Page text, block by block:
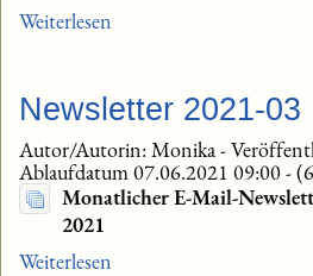
Weiterlesen
Newsletter 2021-03
Autor/Autorin: Monika -
Ablaufdatum 07.06.2021 09:00-
Monatlicher E-Mail-
2021
Weiterlesen